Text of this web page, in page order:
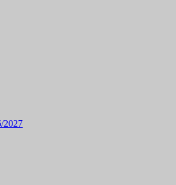
2027